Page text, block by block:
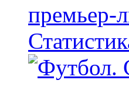
премьер-